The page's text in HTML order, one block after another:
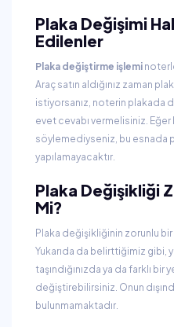
Plaka Değişimi
Edilenler
Plaka değiştirme işlemi
Araç satın aldığınız zaman
istiyorsanız, noterin plakada
evet cevabı vermelisiniz. Eğer
söylemediyseniz, bu esnada
yapılamayacaktır.
Plaka Değişikliği
Mi?
Plaka değişikliğinin zorunlu bir
Yukarıda da belirttiğimiz gibi,
taşındığınızda ya da farklı bir
değiştirebilirsiniz. Onun
bulunmamaktadır.